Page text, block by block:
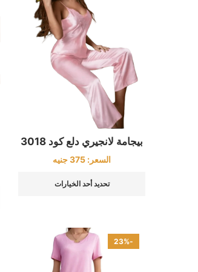
بيجامة لانجيري دلع كود 3018
السعر: 375جنيه
تحديد أحد الخيارات
-23%